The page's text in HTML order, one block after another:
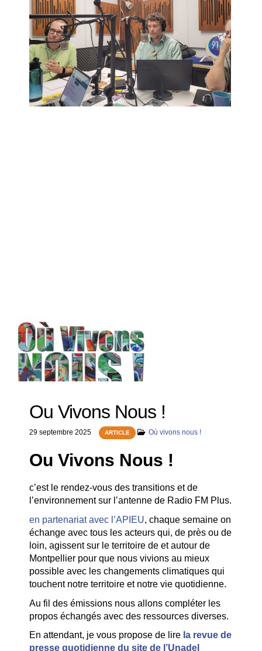
Ou Vivons Nous !
29 septembre 2025 ARTICLE Où vivons nous !
Ou Vivons Nous !
c’est le rendez-vous des transitions et de
l’environnement sur l’antenne de Radio FM Plus.
en partenariat avec l’APIEU, chaque semaine on
échange avec tous les acteurs qui, de près ou de
loin, agissent sur le territoire de et autour de
Montpellier pour que nous vivions au mieux
possible avec les changements climatiques qui
touchent notre territoire et notre vie quotidienne.
Au fil des émissions nous allons compléter les
propos échangés avec des ressources diverses.
En attendant, je vous propose de lire la revue de
presse quotidienne du site de l’Unadel